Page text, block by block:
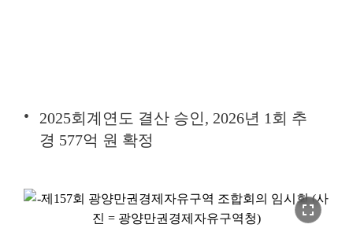
2025회계연도 결산 승인, 2026년 1회 추
경 577억 원 확정
fullscreen